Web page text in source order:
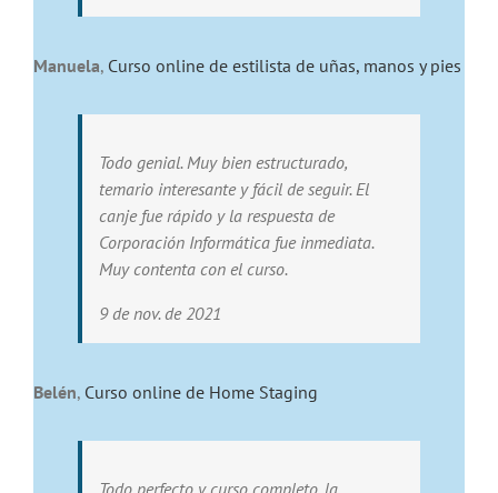
Manuela, Curso online de estilista de uñas, manos y pies
Todo genial. Muy bien estructurado,
temario interesante y fácil de seguir. El
canje fue rápido y la respuesta de
Corporación Informática fue inmediata.
Muy contenta con el curso.
9 de nov. de 2021
Belén, Curso online de Home Staging